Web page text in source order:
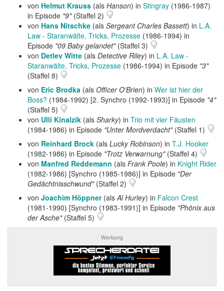
von Helmut Krauss (als Hanson) in Stingray (1986-1987)
in Episode "9"(Staffel 2)
von Hans Nitschke (als Sergeant Charles Bassett) in L.A.
Law - Staranwälte, Tricks, Prozesse (1986-1994) in
Episode "09 Baby gelandet"(Staffel 3)
von Detlev Witte (als Detective Riley) in L.A. Law -
Staranwälte, Tricks, Prozesse (1986-1994) in Episode "3"
(Staffel 8)
von Eric Brodka (als Officer O'Brien) in Wer ist hier der
Boss? (1984-1992) [2. Synchro (1992-1993)] in Episode "4"
(Staffel 5)
von Ulli Kinalzik (als Sharky) in Trio mit vier Fäusten
(1984-1986) in Episode "Unter Mordverdacht"(Staffel 1)
von Reinhard Brock (als Lucky Robinson) in T.J. Hooker
(1982-1986) in Episode "Trotz Verwarnung"(Staffel 4)
von Manfred Reddemann (als Frank Poole) in Knight Rider
(1982-1986) [Synchro (1985-1986)] in Episode "Der
Gedächtnisschwund"(Staffel 2)
von Joachim Höppner(alsAl Hurley) in Falcon Crest
(1981-1990) [Synchro (1983-1991)] in Episode "Phönix aus
der Asche"(Staffel 5)
Werbung